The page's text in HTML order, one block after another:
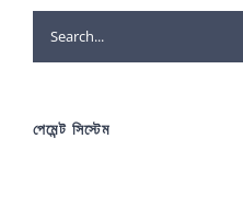
Search
for:
পেমেন্ট সিস্টেম